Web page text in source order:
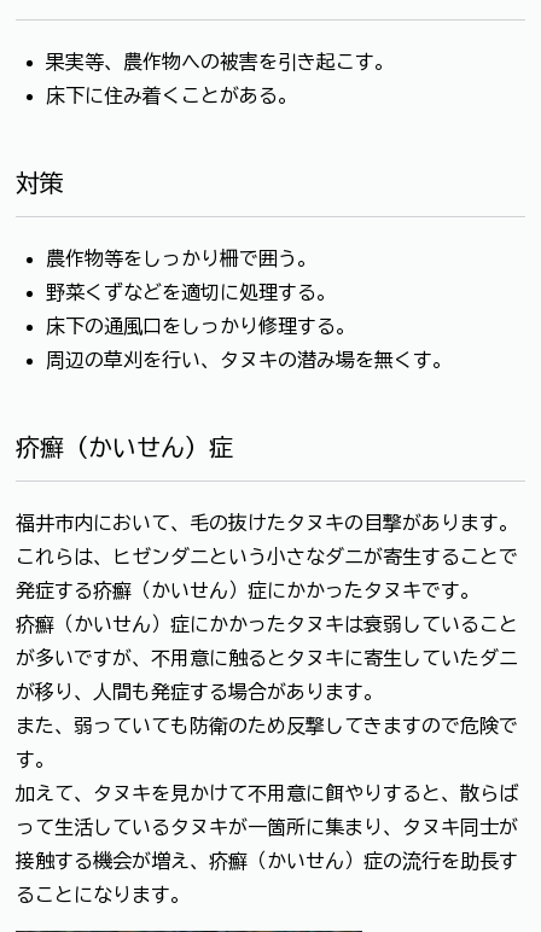
果実等、農作物への被害を引き起こす。
床下に住み着くことがある。
対策
農作物等をしっかり柵で囲う。
野菜くずなどを適切に処理する。
床下の通風口をしっかり修理する。
周辺の草刈を行い、タヌキの潜み場を無くす。
疥癬（かいせん）症
福井市内において、毛の抜けたタヌキの目撃があります。
これらは、ヒゼンダニという小さなダニが寄生することで
発症する疥癬（かいせん）症にかかったタヌキです。
疥癬（かいせん）症にかかったタヌキは衰弱していること
が多いですが、不用意に触るとタヌキに寄生していたダニ
が移り、人間も発症する場合があります。
また、弱っていても防衛のため反撃してきますので危険で
す。
加えて、タヌキを見かけて不用意に餌やりすると、散らば
って生活しているタヌキが一箇所に集まり、タヌキ同士が
接触する機会が増え、疥癬（かいせん）症の流行を助長す
ることになります。